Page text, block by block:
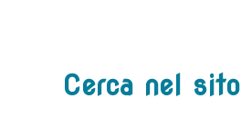
Cerca nel sito